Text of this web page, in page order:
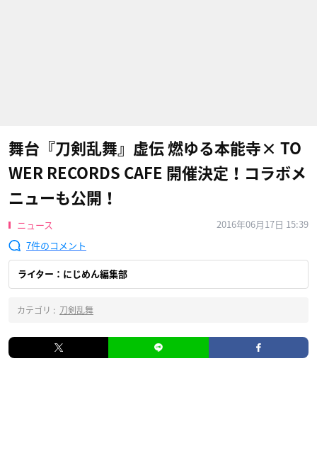
舞台『刀剣乱舞』虚伝 燃ゆる本能寺× TO
WER RECORDS CAFE 開催決定！コラボメ
ニューも公開！
ニュース
2016年06月17日 15:39
7
ライター：にじめん編集部
カテゴリ : 刀剣乱舞